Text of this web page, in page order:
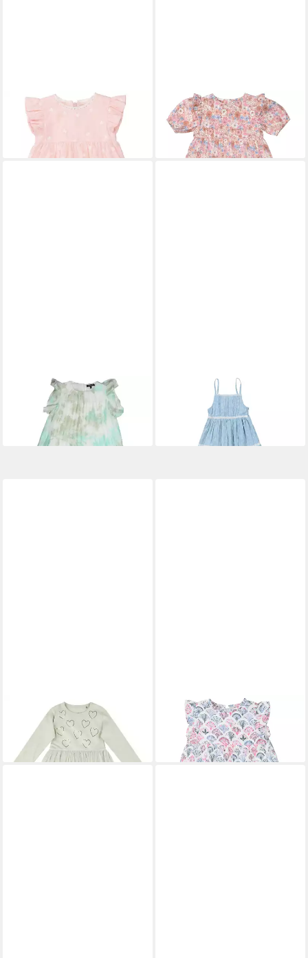
STACCATO A-Linien-Kleid
Md.-Kleid
STACCATOA-Linien-Kleid
Md.-Kleid
29,99 €
STACCATO
Sommerkleid
28,79 € UVP 35,99 €
STACCATOSommerkleid
UVP 39,99 €
STACCATOA-Linien-Kleid
Md.-Kleid
29,99 €
STACCATOA-Linien-Kleid
Md.-Kleid
25,99 €